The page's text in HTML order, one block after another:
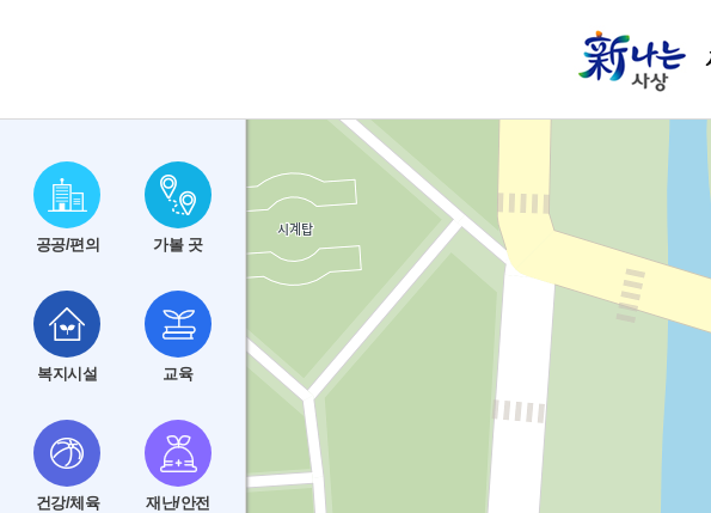
공공/편의 가볼 곳
복지시설 교육
건강/체육 재난/안전